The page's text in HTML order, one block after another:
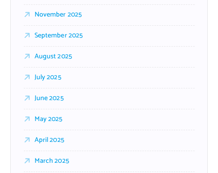
November 2025
September 2025
August 2025
July 2025
June 2025
May 2025
April 2025
March 2025